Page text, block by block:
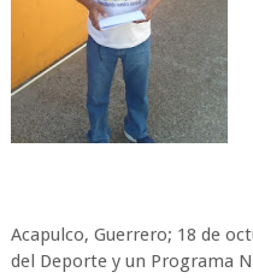
Acapulco, Guerrero; 18 de
del Deporte y un Programa